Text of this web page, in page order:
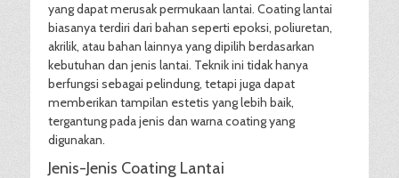
yang dapat merusak permukaan lantai. Coating lantai
biasanya terdiri dari bahan seperti epoksi, poliuretan,
akrilik, atau bahan lainnya yang dipilih berdasarkan
kebutuhan dan jenis lantai. Teknik ini tidak hanya
berfungsi sebagai pelindung, tetapi juga dapat
memberikan tampilan estetis yang lebih baik,
tergantung pada jenis dan warna coating yang
digunakan.
Jenis-Jenis Coating Lantai